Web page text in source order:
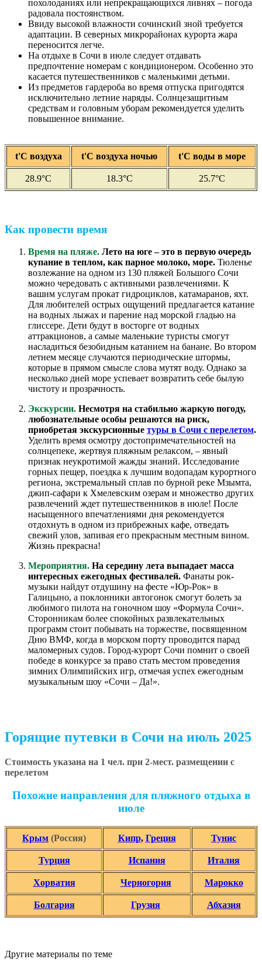
похолоданиях или непрекращающихся ливнях – погода
радовала постоянством.
Ввиду высокой влажности сочинский зной требуется
адаптации. В северных микрорайонах курорта жара
переносится легче.
На отдыхе в Сочи в июле следует отдавать
предпочтение номерам с кондиционером. Особенно это
касается путешественников с маленькими детьми.
Из предметов гардероба во время отпуска пригодятся
исключительно летние наряды. Солнцезащитным
средствам и головным уборам рекомендуется уделить
повышенное внимание.
t'С воздуха t'С воздуха ночью t'С воды в море
28.9°C 18.3°C 25.7°C
Как провести время
Время на пляже. Лето на юге – это в первую очередь
купание в теплом, как парное молоко, море. Тюленье
возлежание на одном из 130 пляжей Большого Сочи
можно чередовать с активными развлечениями. К
вашим услугам прокат гидроциклов, катамаранов, яхт.
Для любителей острых ощущений предлагается катание
на водных лыжах и парение над морской гладью на
глиссере. Дети будут в восторге от водных
аттракционов, а самые маленькие туристы смогут
насладиться безобидным катанием на банане. Во втором
летнем месяце случаются периодические штормы,
которые в прямом смысле слова мутят воду. Однако за
несколько дней море успевает возвратить себе былую
чистоту и прозрачность.
Экскурсии. Несмотря на стабильно жаркую погоду,
любознательные особы решаются на риск,
приобретая экскурсионные туры в Сочи с перелетом.
Уделить время осмотру достопримечательностей на
солнцепеке, жертвуя пляжным релаксом, – явный
признак неукротимой жажды знаний. Исследование
горных пещер, поездка к лучшим водопадам курортного
региона, экстремальный сплав по бурной реке Мзымта,
джип-сафари к Хмелевским озерам и множество других
развлечений ждет путешественников в июле! После
насыщенного впечатлениями дня рекомендуется
отдохнуть в одном из прибрежных кафе, отведать
свежий улов, запивая его прекрасным местным вином.
Жизнь прекрасна!
Мероприятия. На середину лета выпадает масса
интересных ежегодных фестивалей. Фанаты рок-
музыки найдут отдушину на фесте «Юр-Рок» в
Галицыно, а поклонники автогонок смогут болеть за
любимого пилота на гоночном шоу «Формула Сочи».
Сторонникам более спокойных развлекательных
программ стоит побывать на торжестве, посвященном
Дню ВМФ, когда в морском порту проводится парад
маломерных судов. Город-курорт Сочи помнит о своей
победе в конкурсе за право стать местом проведения
зимних Олимпийских игр, отмечая успех ежегодным
музыкальным шоу «Сочи – Да!».
Горящие путевки в Сочи на июль 2025
Стоимость указана на 1 чел. при 2-мест. размещении с
перелетом
Похожие направления для пляжного отдыха в
июле
Крым (Россия) Кипр, Греция Тунис
Турция Испания Италия
Хорватия Черногория Марокко
Болгария Грузия Абхазия
Другие материалы по теме